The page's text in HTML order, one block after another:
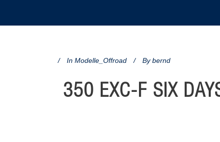
In Modelle_Offroad By bernd
350 EXC-F SIX